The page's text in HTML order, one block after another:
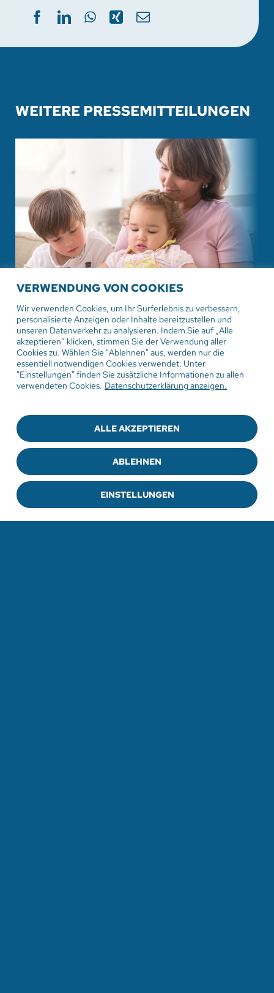
VERWENDUNG VON COOKIES
Wir verwenden Cookies, um Ihr Surferlebnis zu verbessern,
personalisierte Anzeigen oder Inhalte bereitzustellen und
unseren Datenverkehr zu analysieren. Indem Sie auf „Alle
akzeptieren“ klicken, stimmen Sie der Verwendung aller
Cookies zu. Wählen Sie "Ablehnen" aus, werden nur die
essentiell notwendigen Cookies verwendet. Unter
"Einstellungen" finden Sie zusätzliche Informationen zu allen
verwendeten Cookies. Datenschutzerklärung anzeigen.
EINSTELLUNGEN
ABLEHNEN
ALLE AKZEPTIEREN
WEITERE PRESSEMITTEILUNGEN
14. Juli 2026
Familien unter Druck: Wohnen und
Förderprogramme im Fokus